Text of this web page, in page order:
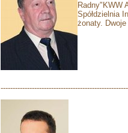
Radny"KWW
Spółdzielnia
żonaty.